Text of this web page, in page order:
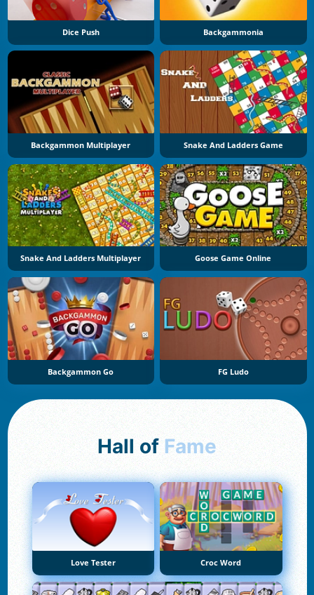
Dice Push Backgammonia
Backgammon Multiplayer Snake And Ladders Game
Snake And Ladders Multiplayer Goose Game Online
Backgammon Go FG Ludo
Hall of Fame
Love Tester Croc Word